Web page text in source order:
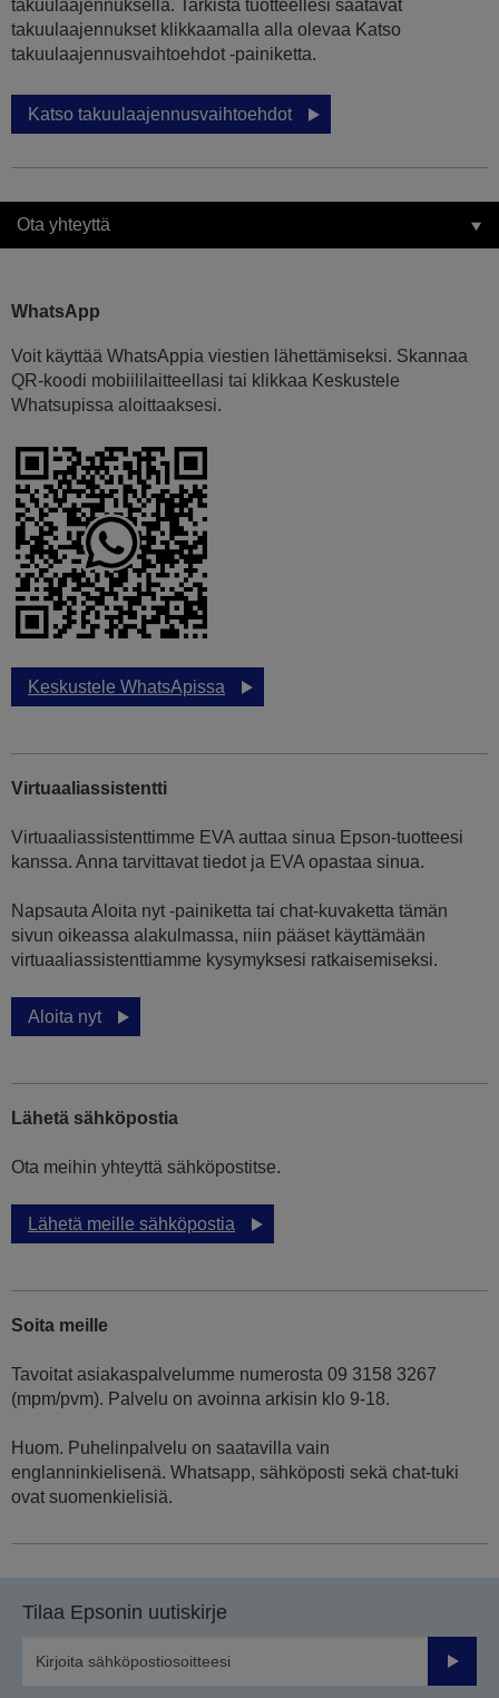
takuulaajennuksella. Tarkista tuotteellesi saatavat
takuulaajennukset klikkaamalla alla olevaa Katso
takuulaajennusvaihtoehdot -painiketta.
Katso takuulaajennusvaihtoehdot
Ota yhteyttä
WhatsApp
Voit käyttää WhatsAppia viestien lähettämiseksi. Skannaa
QR-koodi mobiililaitteellasi tai klikkaa Keskustele
Whatsupissa aloittaaksesi.
Keskustele WhatsApissa
Virtuaaliassistentti
Virtuaaliassistenttimme EVA auttaa sinua Epson-tuotteesi
kanssa. Anna tarvittavat tiedot ja EVA opastaa sinua.
Napsauta Aloita nyt -painiketta tai chat-kuvaketta tämän
sivun oikeassa alakulmassa, niin pääset käyttämään
virtuaaliassistenttiamme kysymyksesi ratkaisemiseksi.
Aloita nyt
Lähetä sähköpostia
Ota meihin yhteyttä sähköpostitse.
Lähetä meille sähköpostia
Soita meille
Tavoitat asiakaspalvelumme numerosta 09 3158 3267
(mpm/pvm). Palvelu on avoinna arkisin klo 9-18.
Huom. Puhelinpalvelu on saatavilla vain
englanninkielisenä. Whatsapp, sähköposti sekä chat-tuki
ovat suomenkielisiä.
Tilaa Epsonin uutiskirje
Lähetä